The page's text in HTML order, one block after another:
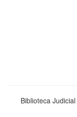
Biblioteca Judicial